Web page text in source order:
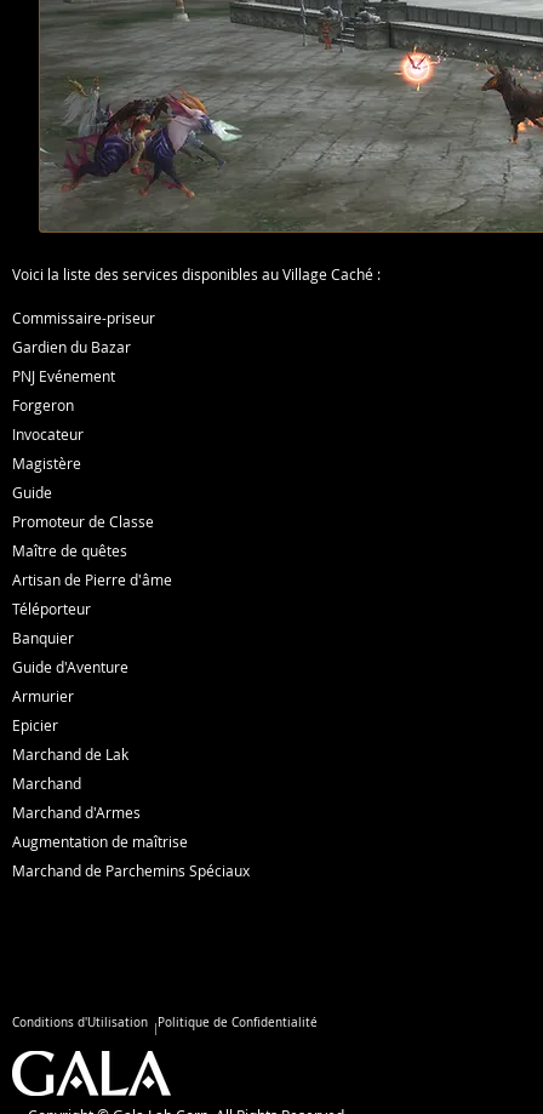
Voici la liste des services disponibles au Village Caché :
Commissaire-priseur
Gardien du Bazar
PNJ Evénement
Forgeron
Invocateur
Magistère
Guide
Promoteur de Classe
Maître de quêtes
Artisan de Pierre d'âme
Téléporteur
Banquier
Guide d'Aventure
Armurier
Epicier
Marchand de Lak
Marchand
Marchand d'Armes
Augmentation de maîtrise
Marchand de Parchemins Spéciaux
Conditions d'Utilisation Politique de Confidentialité